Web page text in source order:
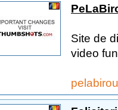
Site de
video